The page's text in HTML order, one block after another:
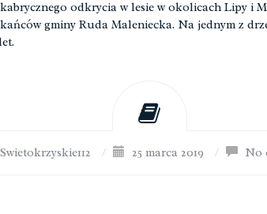
odkrycia w lesie w okolicach Lipy i
gminy Ruda Maleniecka. Na jednym z
Swietokrzyskie112 / 25 marca 2019 / No